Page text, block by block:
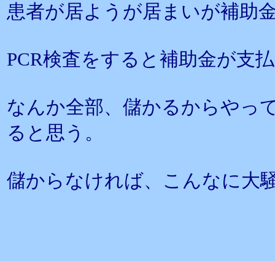
患者が居ようが居まいが補助
PCR検査をすると補助金が支
なんか全部、儲かるからやっ
ると思う。
儲からなければ、こんなに大